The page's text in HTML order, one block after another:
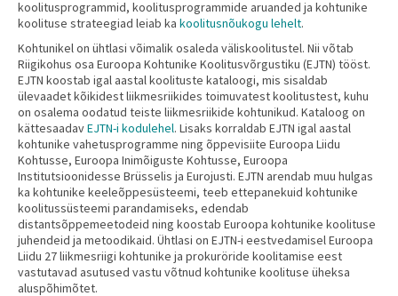
koolitusprogrammid, koolitusprogrammide aruanded ja kohtunike
koolituse strateegiad leiab ka koolitusnõukogu lehelt.
Kohtunikel on ühtlasi võimalik osaleda väliskoolitustel. Nii võtab
Riigikohus osa Euroopa Kohtunike Koolitusvõrgustiku (EJTN) tööst.
EJTN koostab igal aastal koolituste kataloogi, mis sisaldab
ülevaadet kõikidest liikmesriikides toimuvatest koolitustest, kuhu
on osalema oodatud teiste liikmesriikide kohtunikud. Kataloog on
kättesaadavEJTN-i kodulehel. Lisaks korraldab EJTN igal aastal
kohtunike vahetusprogramme ning õppevisiite Euroopa Liidu
Kohtusse, Euroopa Inimõiguste Kohtusse, Euroopa
Institutsioonidesse Brüsselis ja Eurojusti. EJTN arendab muu hulgas
ka kohtunike keeleõppesüsteemi, teeb ettepanekuid kohtunike
koolitussüsteemi parandamiseks, edendab
distantsõppemeetodeid ning koostab Euroopa kohtunike koolituse
juhendeid ja metoodikaid. Ühtlasi on EJTN-i eestvedamisel Euroopa
Liidu 27 liikmesriigi kohtunike ja prokuröride koolitamise eest
vastutavad asutused vastu võtnud kohtunike koolituse üheksa
aluspõhimõtet.